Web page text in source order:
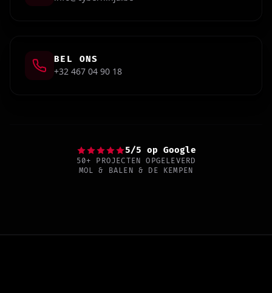
BEL ONS
+32 467 04 90 18
5/5 op Google
50+ PROJECTEN OPGELEVERD
MOL & BALEN & DE KEMPEN